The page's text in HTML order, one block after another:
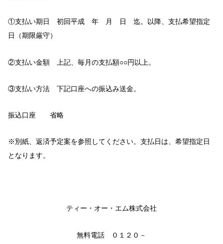
①支払い期日 初回平成 年 月 日 迄。以降、支払希望指定
日（期限厳守）
②支払い金額 上記、毎月の支払額○○円以上。
③支払い方法 下記口座への振込み送金。
振込口座 省略
※別紙、返済予定案を参照してください。支払日は、希望指定日
となります。
ティー・オー・エム株式会社
無料電話 ０１２０－